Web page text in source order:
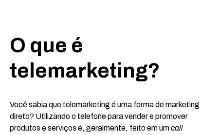
O que é
telemarketing?
Você sabia que telemarketing é uma forma de marketing
direto? Utilizando o telefone para vender e promover
produtos e serviços é, geralmente, feito em umcall